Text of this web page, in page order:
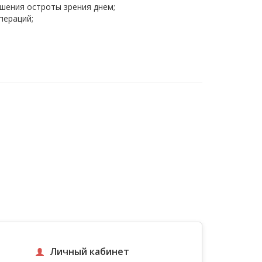
остроты зрения днем;
Личный кабинет